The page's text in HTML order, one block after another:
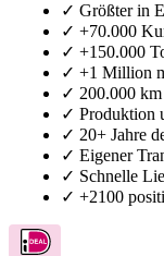
✓ Größter in
✓ +70.000
✓ +150.000
✓ +1 Million
✓ 200.000
✓ Produktion
✓ 20+ Jahre
✓ Eigener
✓ Schnelle
✓ +2100